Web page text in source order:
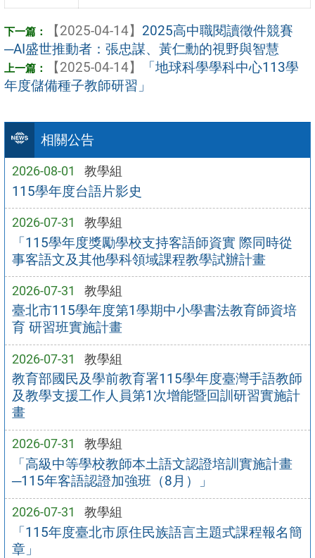
相關公告
2026-08-01 教學組
115學年度台語片影史
2026-07-31 教學組
「115學年度獎勵學校支持客語師資實 際同時從
事客語文及其他學科領域課程教學試辦計畫
2026-07-31 教學組
臺北市115學年度第1學期中小學書法教育師資培
育 研習班實施計畫
2026-07-31 教學組
教育部國民及學前教育署115學年度臺灣手語教師
及教學支援工作人員第1次增能暨回訓研習實施計
畫
2026-07-31 教學組
「高級中等學校教師本土語文認證培訓實施計畫
─115年客語認證加強班（8月）」
2026-07-31 教學組
「115年度臺北市原住民族語言主題式課程報名簡
章」
【2025-04-14】 2025高中職閱讀徵件競賽
─AI盛世推動者：張忠謀、黃仁勳的視野與智慧
【2025-04-14】
「地球科學學科中心113學
年度儲備種子教師研習」